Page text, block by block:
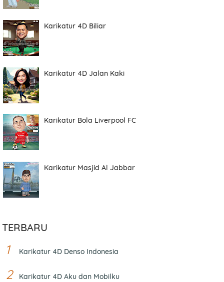
Karikatur 4D Biliar
Karikatur 4D Jalan Kaki
Karikatur Bola Liverpool FC
Karikatur Masjid Al Jabbar
TERBARU
Karikatur 4D Denso Indonesia
Karikatur 4D Aku dan Mobilku